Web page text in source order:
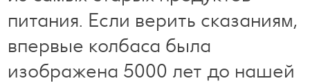
питания. Если верить сказаниям,
впервые колбаса была
изображена 5000 лет до нашей